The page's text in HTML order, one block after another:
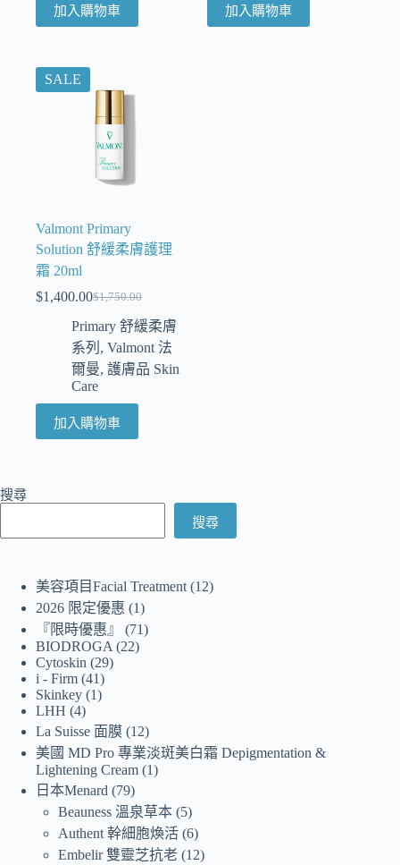
加入購物車 加入購物車
SALE
Valmont Primary
Solution 舒緩柔膚護理
霜 20ml
$1,750.00
$1,400.00
Primary 舒緩柔膚
系列 , Valmont 法
爾曼, 護膚品 Skin
Care
加入購物車
搜尋
搜尋
美容項目Facial Treatment 12
2026 限定優惠
1
『限時優惠』
71
BIODROGA
22
Cytoskin
29
i - Firm 41
Skinkey 1
LHH 4
La Suisse 面膜 12
美國 MD Pro 專業淡斑美白霜 Depigmentation &
Lightening Cream 1
日本Menard
79
Beauness 溫泉草本 5
Authent 幹細胞煥活 6
Embelir 雙靈芝抗老 12